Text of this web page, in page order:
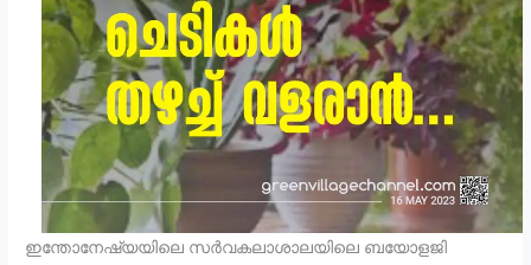
ഇന്തോനേഷ്യയിലെ സർവകലാശാലയിലെ ബയോളജി